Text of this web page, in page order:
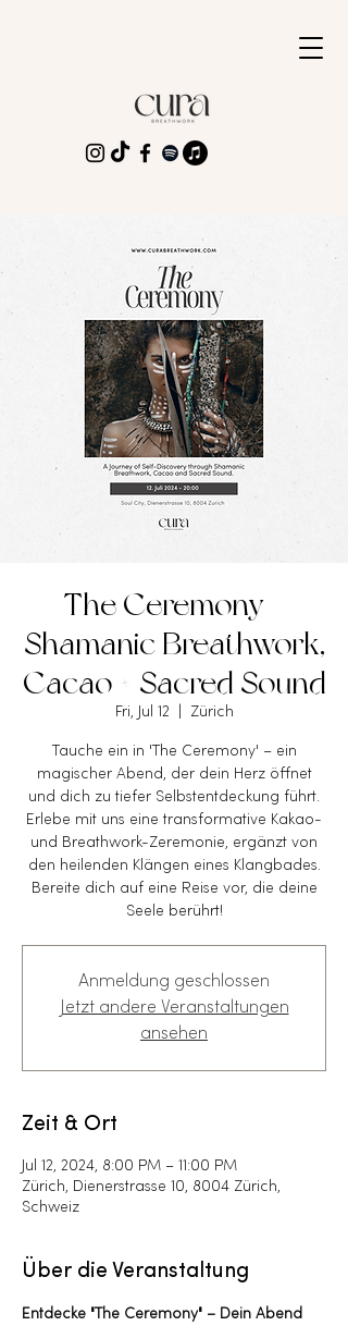
The Ceremony -
Shamanic Breathwork,
Cacao + Sacred Sound
Fri, Jul 12 Zürich
Tauche ein in 'The Ceremony' – ein
magischer Abend, der dein Herz öffnet
und dich zu tiefer Selbstentdeckung führt.
Erlebe mit uns eine transformative Kakao-
und Breathwork-Zeremonie, ergänzt von
den heilenden Klängen eines Klangbades.
Bereite dich auf eine Reise vor, die deine
Seele berührt!
Anmeldung geschlossen
Jetzt andere Veranstaltungen
ansehen
Zeit & Ort
Jul 12, 2024, 8:00 PM – 11:00 PM
Zürich, Dienerstrasse 10, 8004 Zürich,
Schweiz
Über die Veranstaltung
Entdecke "The Ceremony" – Dein Abend